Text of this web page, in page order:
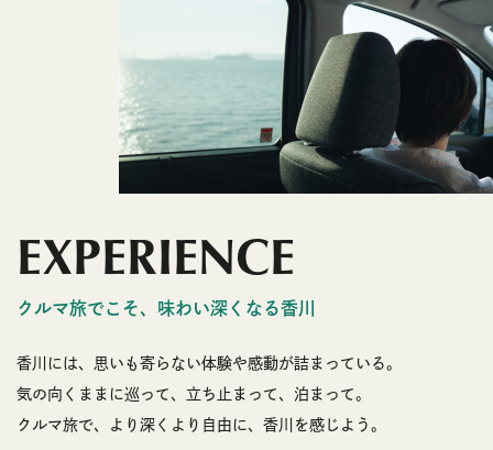
EXPERIENCE
クルマ旅でこそ、味わい深くなる香川
香川には、思いも寄らない体験や感動が詰まっている。
気の向くままに巡って、立ち止まって、泊まって。
クルマ旅で、より深くより自由に、香川を感じよう。